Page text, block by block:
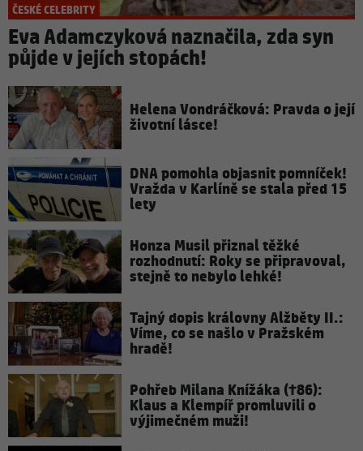
ČESKÉ CELEBRITY
Eva Adamczyková naznačila, zda syn
půjde v jejích stopách!
Helena Vondráčková: Pravda o její
životní lásce!
DNA pomohla objasnit pomníček!
Vražda v Karlíně se stala před 15
lety
Honza Musil přiznal těžké
rozhodnutí: Roky se připravoval,
stejně to nebylo lehké!
Tajný dopis královny Alžběty II.:
Víme, co se našlo v Pražském
hradě!
Pohřeb Milana Knížáka (†86):
Klaus a Klempíř promluvili o
výjimečném muži!